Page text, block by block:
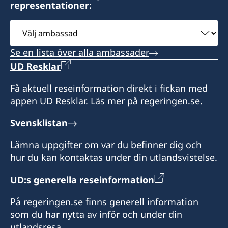
Öppettider: tisdag-torsdag 10.00-13.00
Konsulatet har inget bemyndigande att utfärda
pass
Honorär generalkonsul
Slobodan Sibinčič
representationer:
Välj
ambassad
Se en lista över alla ambassader
UD Resklar
Få aktuell reseinformation direkt i fickan med
appen UD Resklar. Läs mer på regeringen.se.
Svensklistan
Lämna uppgifter om var du befinner dig och
hur du kan kontaktas under din utlandsvistelse.
UD:s generella reseinformation
På regeringen.se finns generell information
som du har nytta av inför och under din